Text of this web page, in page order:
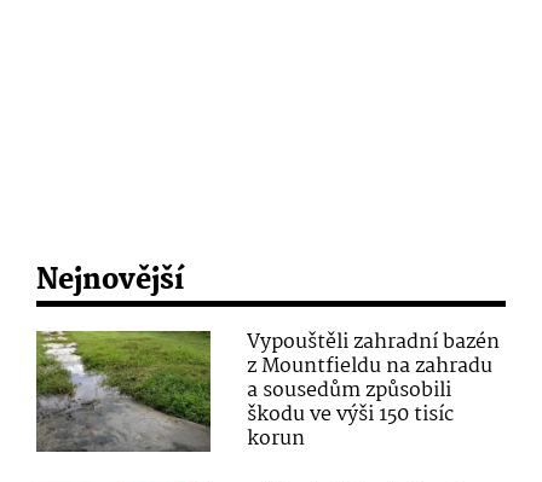
Nejnovější
Vypouštěli zahradní bazén
z Mountfieldu na zahradu
a sousedům způsobili
škodu ve výši 150 tisíc
korun